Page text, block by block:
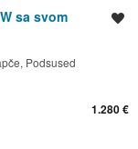
sa svom
Podsused
1.280 €